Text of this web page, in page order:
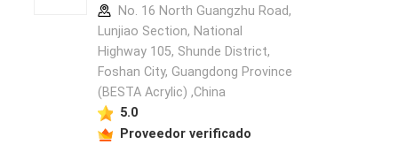
No. 16 North Guangzhu Road,
Lunjiao Section, National
Highway 105, Shunde District,
Foshan City, Guangdong Province
(BESTA Acrylic) ,China
5.0
Proveedor verificado